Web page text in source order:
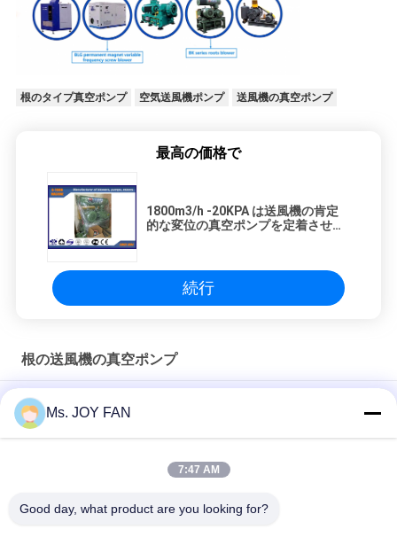
根のタイプ真空ポンプ 空気送風機ポンプ 送風機の真空ポンプ
最高の価格で
1800m3/h -20KPA は送風機の肯定
的な変位の真空ポンプを定着させま
続行
根の送風機の真空ポンプ
-50KPA 4.53m3/分 7.5KW 空冷式負圧ルーツブロワー真空ポンプ
105.14m3/分 -50～-55kPa 160kW 空冷 水処理 ルーツブロワー
Ms. JOY FAN
7:47 AM
Good day, what product are you looking for?